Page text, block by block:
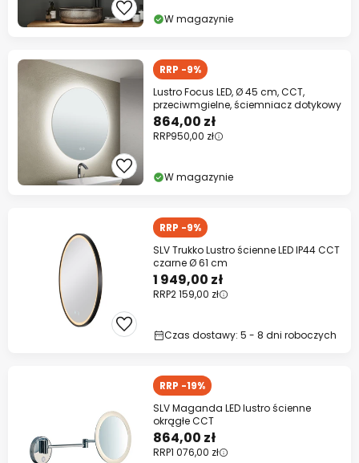
W magazynie
RRP -9%
Lustro Focus LED, Ø 45 cm, CCT,
przeciwmgielne, ściemniacz dotykowy
864,00 zł
RRP950,00 zł
W magazynie
RRP -9%
SLV Trukko Lustro ścienne LED IP44 CCT
czarne Ø 61 cm
1 949,00 zł
RRP2 159,00 zł
Czas dostawy: 5 - 8 dni roboczych
RRP -19%
SLV Maganda LED lustro ścienne
okrągłe CCT
864,00 zł
RRP1 076,00 zł